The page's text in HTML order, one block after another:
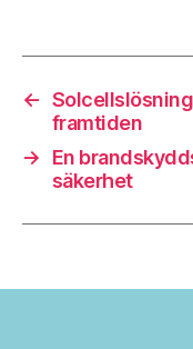
←
framtiden
→
En
säkerhet